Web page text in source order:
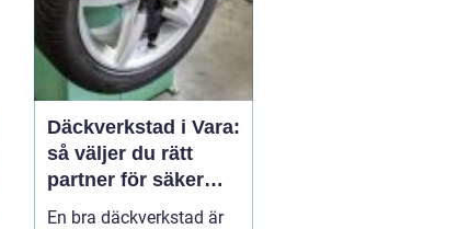
Däckverkstad i Vara:
så väljer du rätt
partner för säker
körning året runt
En bra däckverkstad är